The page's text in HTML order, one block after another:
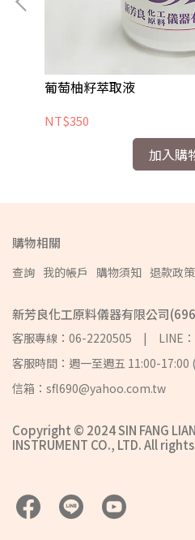
葡萄柚籽萃取液
NT$350
加入購
購物相關
查詢 我的帳戶 購物須知 退款政策
新芳良化工原料儀器有限公司
客服專線：06-2220505 | LINE
客服時間：週一至週五 11:00-17:00
信箱：sfl690@yahoo.com.tw
Copyright © 2024 SIN FANG
INSTRUMENT CO., LTD. All